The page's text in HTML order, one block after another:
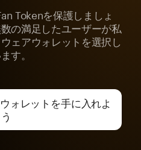
Tokenを保護しましょ
の満足したユーザーが私
ェアウォレットを選択し
す。
ォレットを手に入れよ
う